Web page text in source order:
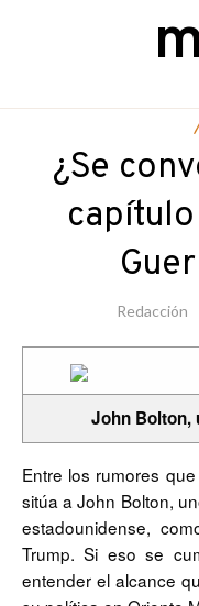
¿Se
Redacción
John Bolton,
Entre los rumores
sitúa a John Bolton,
estadounidense,
Trump. Si eso se
entender el alcance